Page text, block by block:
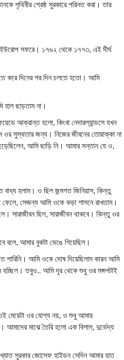
পৃথিবীর শ্রেষ্ঠ সুরকারে পরিনত করা। তার
ইউরোপ সফরে। ১৭৬২ থেকে ১৭৭৩, এই দীর্ঘ
করে দিনের পর দিন চলতে হতো। আমি
ছাড়তাম না।
আক্রান্ত হলো, কিংবা নেদারল্যান্ডসে যখন
ওর সুস্থতার জন্য। নিজের জীবনের তোয়াক্কা না
আমি ছাড়ি নি। আমার সন্তান যে ও,
হলাম। ও ছিল জন্মগত জিনিয়াস, কিন্তু
ফেলে, সেজন্য আমি ওকে কড়া শাসনে রাখতাম।
সারাজীবন ছিল, সারাজীবন থাকবে। কিন্তু ওর
বলে, আমার বুকটা ভেঙে গিয়েছিল।
পারিনি। আমি ওকে দোষ দিয়েছিলাম কারন আমি
হচ্ছিল। তবুও.. আমি দূর থেকে শুধু ওর মঙ্গলটাই
মেয়েটা ওর যোগ্য নয়, ও শুধু আমার
আমাদের মাঝে তৈরি হলো এক বিশাল, দুর্ভেদ্য
সুরকার জোসেফ হাইডন সেদিন আমার হাত